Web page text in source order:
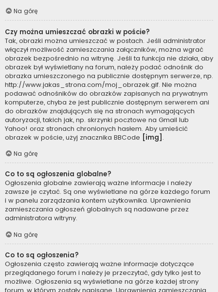
Na górę
Czy można umieszczać obrazki w poście?
Tak, obrazki można umieszczać w postach. Jeśli administrator
włączył możliwość zamieszczania załączników, można wgrać
obrazek bezpośrednio na witrynę. Jeśli ta funkcja nie działa, aby
obrazek był wyświetlany na forum, należy podać odnośnik do
obrazka umieszczonego na publicznie dostępnym serwerze, np.
http://www.jakas_strona.com/moj_obrazek.gif. Nie można
podawać odnośników do obrazków zapisanych na prywatnym
komputerze, chyba że jest publicznie dostępnym serwerem ani
do obrazków znajdujących się na stronach wymagających
autoryzacji, takich jak, np. skrzynki pocztowe na Gmail lub
Yahoo! oraz stronach chronionych hasłem. Aby umieścić
obrazek w poście, użyj znacznika BBCode [img] .
Na górę
Co to są ogłoszenia globalne?
Ogłoszenia globalne zawierają ważne informacje i należy
zawsze je czytać. Są one wyświetlane na górze każdego forum
i w panelu zarządzania kontem użytkownika. Uprawnienia
zamieszczania ogłoszeń globalnych są nadawane przez
administratora witryny.
Na górę
Co to są ogłoszenia?
Ogłoszenia często zawierają ważne informacje dotyczące
przeglądanego forum i należy je przeczytać, gdy tylko jest to
możliwe. Ogłoszenia są wyświetlane na górze każdej strony